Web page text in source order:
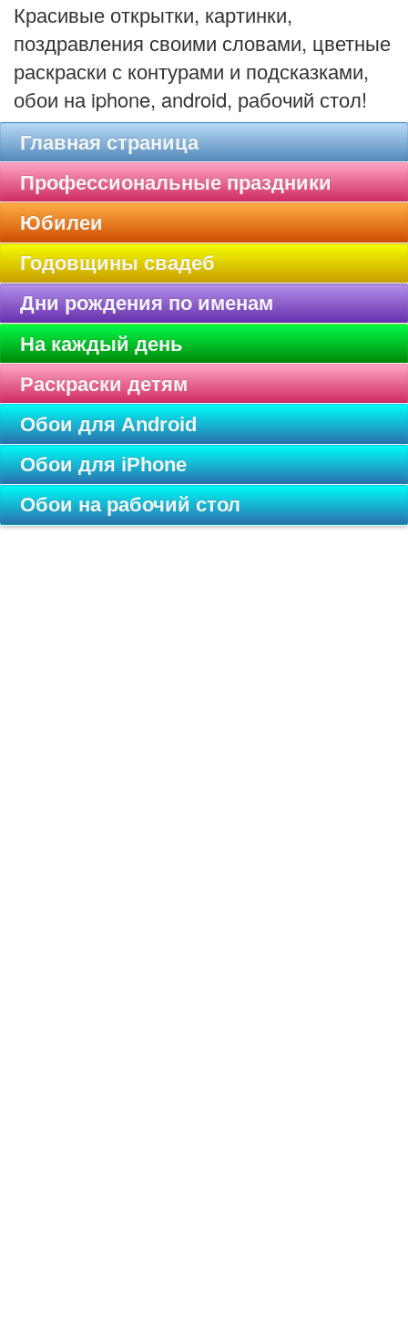
Красивые открытки, картинки,
поздравления своими словами, цветные
раскраски с контурами и подсказками,
обои на iphone, android, рабочий стол!
Главная страница
Профессиональные праздники
Юбилеи
Годовщины свадеб
Дни рождения по именам
На каждый день
Раскраски детям
Обои для Android
Обои для iPhone
Обои на рабочий стол